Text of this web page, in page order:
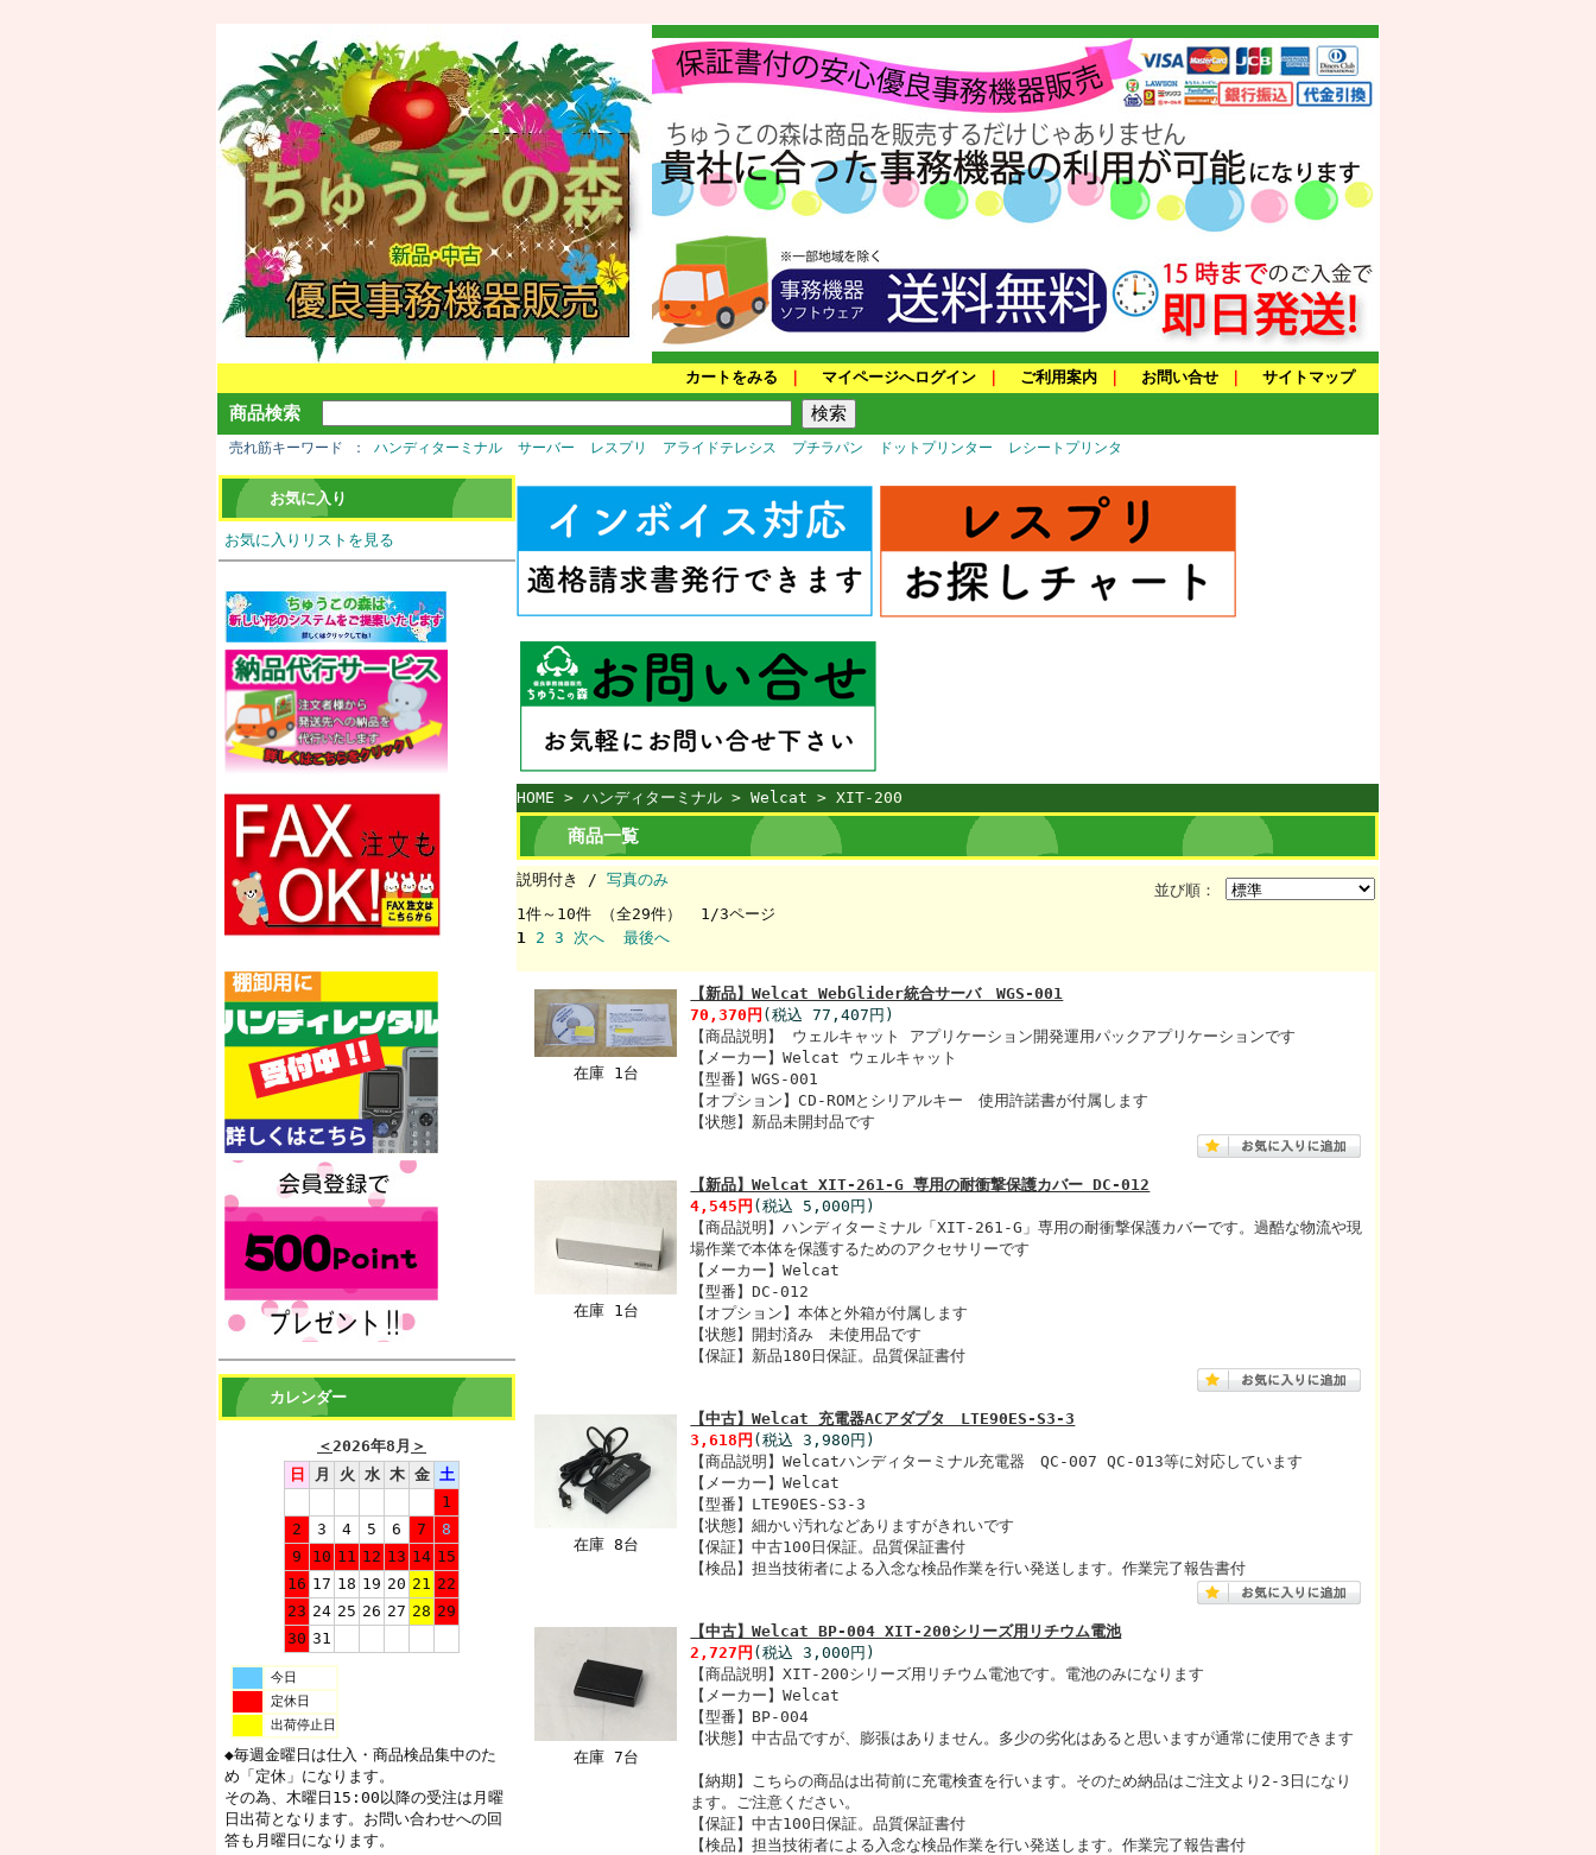
カートをみる マイページへログイン ご利用案内 お問い合せ サイトマップ
商品検索
売れ筋キーワード ハンディターミナル サーバー レスプリ アライドテレシス プチラパン ドットプリンター レシートプリンタ
お気に入り
お気に入りリストを見る
カレンダー
＜2026年8月 ＞
日
月 火 水 木 金 土
1
2
3 4 5 6 7
8
9
10 11 12 13 14 15
16 17 18 19 20 21 22
23 24 25 26 27 28 29
30 31
今日
定休日
出荷停止日
◆毎週金曜日は仕入・商品検品集中のた
め「定休」になります。
その為、木曜日15:00以降の受注は月曜
日出荷となります。お問い合わせへの回
答も月曜日になります。
HOME > ハンディターミナル > Welcat > XIT-200
商品一覧
並び順：
説明付き / 写真のみ
1件～10件 （全29件） 1/3ページ
1 2 3 次へ 最後へ
在庫 1台
【新品】Welcat WebGlider統合サーバ WGS-001
70,370円 (税込 77,407円)
【商品説明】 ウェルキャット アプリケーション開発運用パックアプリケーションです
【メーカー】Welcat ウェルキャット
【型番】WGS-001
【オプション】CD-ROMとシリアルキー 使用許諾書が付属します
【状態】新品未開封品です
在庫 1台
【新品】Welcat XIT-261-G 専用の耐衝撃保護カバー DC-012
4,545円 (税込 5,000円)
【商品説明】ハンディターミナル「XIT-261-G」専用の耐衝撃保護カバーです。過酷な物流や現
場作業で本体を保護するためのアクセサリーです
【メーカー】Welcat
【型番】DC-012
【オプション】本体と外箱が付属します
【状態】開封済み 未使用品です
【保証】新品180日保証。品質保証書付
在庫 8台
【中古】Welcat 充電器ACアダプタ LTE90ES-S3-3
3,618円 (税込 3,980円)
【商品説明】Welcatハンディターミナル充電器 QC-007 QC-013等に対応しています
【メーカー】Welcat
【型番】LTE90ES-S3-3
【状態】細かい汚れなどありますがきれいです
【保証】中古100日保証。品質保証書付
【検品】担当技術者による入念な検品作業を行い発送します。作業完了報告書付
在庫 7台
【中古】Welcat BP-004 XIT-200シリーズ用リチウム電池
2,727円 (税込 3,000円)
【商品説明】XIT-200シリーズ用リチウム電池です。電池のみになります
【メーカー】Welcat
【型番】BP-004
【状態】中古品ですが、膨張はありません。多少の劣化はあると思いますが通常に使用できます
【納期】こちらの商品は出荷前に充電検査を行います。そのため納品はご注文より2-3日になり
ます。ご注意ください。
【保証】中古100日保証。品質保証書付
【検品】担当技術者による入念な検品作業を行い発送します。作業完了報告書付